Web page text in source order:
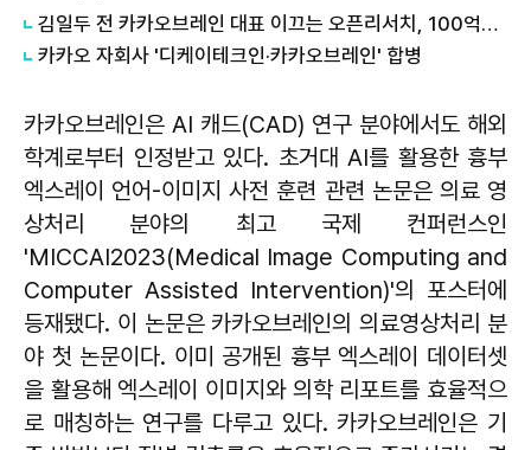
김일두 전 카카오브레인 대표 이끄는 오픈리서치, 100억원 투자 유치
카카오 자회사 '디케이테크인·카카오브레인' 합병
카카오브레인은 AI 캐드(CAD) 연구 분야에서도 해외
학계로부터 인정받고 있다. 초거대 AI를 활용한 흉부
엑스레이 언어-이미지 사전 훈련 관련 논문은 의료 영
상처리 분야의 최고 국제 컨퍼런스인
'MICCAI2023(Medical Image Computing and
Computer Assisted Intervention)'의 포스터에
등재됐다. 이 논문은 카카오브레인의 의료영상처리 분
야 첫 논문이다. 이미 공개된 흉부 엑스레이 데이터셋
을 활용해 엑스레이 이미지와 의학 리포트를 효율적으
로 매칭하는 연구를 다루고 있다. 카카오브레인은 기